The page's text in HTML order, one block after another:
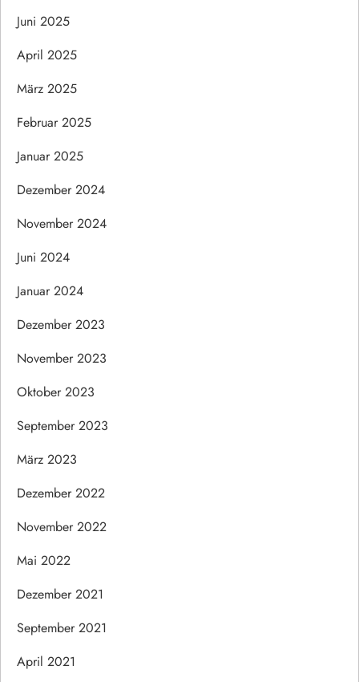
Juni 2025
April 2025
März 2025
Februar 2025
Januar 2025
Dezember 2024
November 2024
Juni 2024
Januar 2024
Dezember 2023
November 2023
Oktober 2023
September 2023
März 2023
Dezember 2022
November 2022
Mai 2022
Dezember 2021
September 2021
April 2021